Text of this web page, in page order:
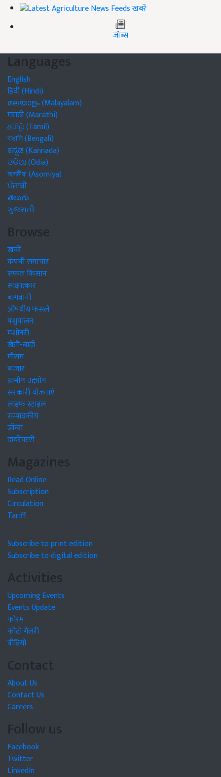
ख़बरें
जॉब्स
Languages
English
हिंदी (Hindi)
മലയാളം (Malayalam)
मराठी (Marathi)
தமிழ் (Tamil)
বাঙালি (Bengali)
ಕನ್ನಡ (Kannada)
ଓଡିଆ (Odia)
অসমীয়া (Asomiya)
ਪੰਜਾਬੀ
తెలుగు
ગુજરાતી
Browse
खबरें
कंपनी समाचार
सफल किसान
साक्षात्कार
बागवानी
औषधीय फसलें
पशुपालन
मशीनरी
खेती-बाड़ी
मौसम
बाजार
ग्रामीण उद्द्योग
सरकारी योजनाएं
लाइफ स्टाइल
सम्पादकीय
जॉब्स
डायरेक्टरी
Magazines
Read Online
Subscription
Circulation
Tariff
Subscribe to print edition
Subscribe to digital edition
Activities
Upcoming Events
Events Update
फोरम
फोटो गैलरी
वीडियो
Contact
About Us
Contact Us
Careers
Follow us
Facebook
Twitter
LinkedIn